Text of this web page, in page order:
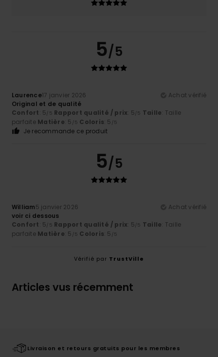
5/5
Laurence17 janvier 2026
Achat vérifié
Original et de qualité
Confort: 5/5 Rapport qualité / prix: 5/5 Taille: Taille
parfaite Matière: 5 /5 Coloris: 5 /5
Je recommande ce produit
5/5
William5 janvier 2026
Achat vérifié
voir ci dessous
Confort: 5/5 Rapport qualité / prix: 5/5 Taille: Taille
parfaite Matière: 5 /5 Coloris: 5 /5
Vérifié par TrustVille
Articles vus récemment
Livraison et retours gratuits pour les membres